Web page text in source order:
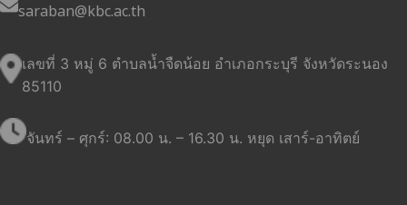
saraban@kbc.ac.th
เลขที่ 3 หมู่ 6 ตำบลน้ำจืดน้อย อำเภอกระบุรี จังหวัดระนอง
85110
จันทร์ – ศุกร์: 08.00 น. – 16.30 น. หยุด เสาร์-อาทิตย์